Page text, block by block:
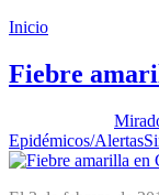
Inicio
Fiebre
Epidémicos/Alertas